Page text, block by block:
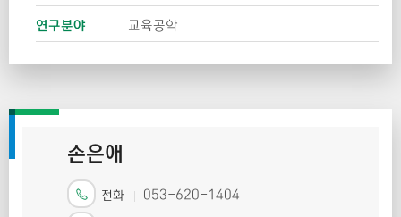
연구분야
교육공학
손은애
전화 053-620-1404